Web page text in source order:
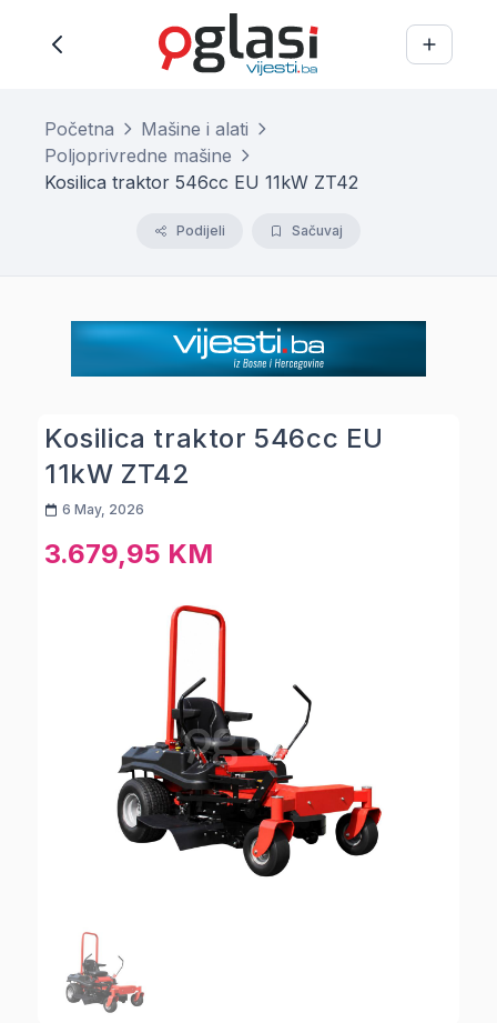
Početna
Mašine i alati
Poljoprivredne mašine
Kosilica traktor 546cc EU 11kW ZT42
Podijeli Sačuvaj
Kosilica traktor 546cc EU
11kW ZT42
6 May, 2026
3.679,95 KM